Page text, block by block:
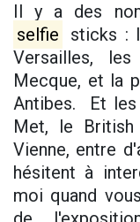
Il y a des
selfie
sticks :
Versailles,
Mecque, et la
Antibes. Et les
Met, le British
Vienne, entre
hésitent à
moi quand